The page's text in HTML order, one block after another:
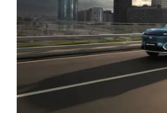
OKAVANGO
от 3 429 990 ₽*
Аксессуары
Зарядные устройства
ФИНАНСЫ И УСЛУГИ
Автокредит
Советы по эксплуатации
Спецпредложения
ПОДДЕРЖКА
Помощь на дорогах